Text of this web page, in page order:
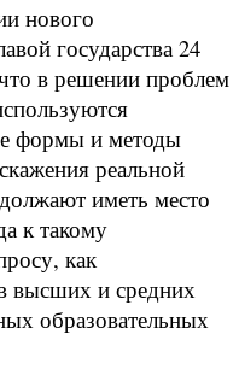
нового
государства 24
в решении проблем
формы и методы
реальной
иметь место
к такому
как
высших и средних
образовательных